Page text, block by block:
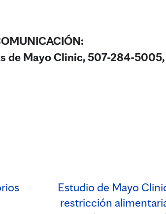
de Mayo Clinic, 507-284-
Estudio de Mayo
restricción